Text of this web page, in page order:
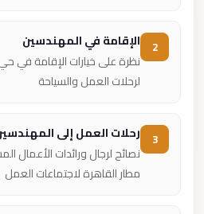
الإقامة في المهندسين
نظرة على خيارات الإقامة في حي
لرحلات العمل والسياحة
رحلات العمل إلى المهندسين
نصائح لرجال ورائدات الأعمال
مطار القاهرة لاجتماعات العمل